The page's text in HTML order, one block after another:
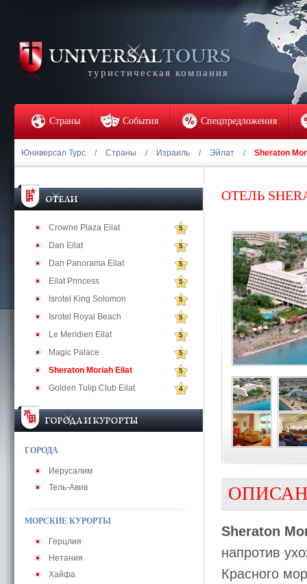
туристическая компания
Страны События Спецпредложения
Юниверсал Турс / Страны / Израиль / Эйлат / Sheraton
Crowne Plaza Eilat 5
Dan Eilat 5
Dan Panorama Eilat 5
Eilat Princess 5
Isrotel King Solomon 5
Isrotel Royal Beach 5
Le Meridien Eilat 5
Magic Palace 5
Sheraton Moriah Eilat 5
Golden Tulip Club Eilat 4
ГОРОДА
Иерусалим
Тель-Авив
МОРСКИЕ КУРОРТЫ
Герцлия
Нетания
Хайфа
ОТЕЛЬ
Sheraton
напротив
Красного